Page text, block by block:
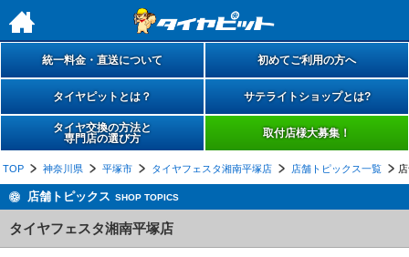
h
統一料金・直送について 初めてご利用の方へ
タイヤピットとは？ サテライトショップとは?
タイヤ交換の方法と
専門店の選び方
取付店様大募集！
TOP 神奈川県 平塚市 タイヤフェスタ湘南平塚店 店舗トピックス一覧
店舗トピックス SHOP TOPICS
タイヤフェスタ湘南平塚店